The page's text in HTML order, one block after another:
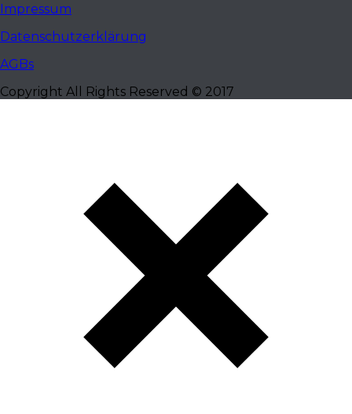
Impressum
Datenschutzerklärung
AGBs
Copyright All Rights Reserved © 2017